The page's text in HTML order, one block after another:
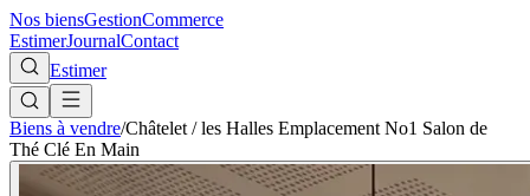
Nos biensGestionCommerce
EstimerJournalContact
Estimer
Biens à vendre/Châtelet / les Halles Emplacement No1 Salon de
Thé Clé En Main